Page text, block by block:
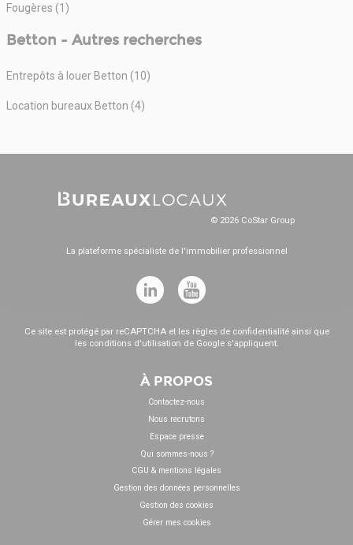
Fougères (1)
Betton - Autres recherches
Entrepôts à louer Betton (10)
Location bureaux Betton (4)
© 2026 CoStar Group
La plateforme spécialiste de l'immobilier professionnel
Ce site est protégé par reCAPTCHA et les règles de confidentialitéainsi que
les conditions d'utilisation de Google s'appliquent.
À PROPOS
Contactez-nous
Nous recrutons
Espace presse
Qui sommes-nous ?
CGU & mentions légales
Gestion des données personnelles
Gestion des cookies
Gérer mes cookies